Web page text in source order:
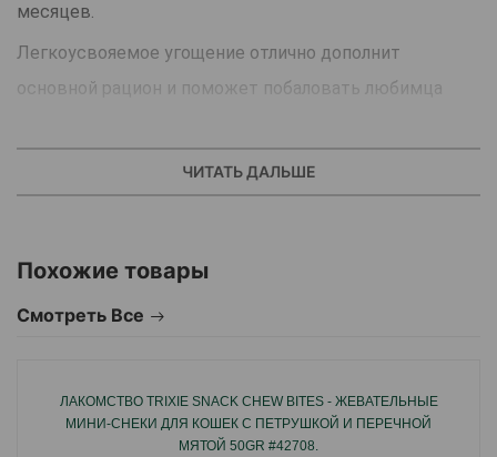
месяцев.
Легкоусвояемое угощение отлично дополнит
основной рацион и поможет побаловать любимца
Изготовлено на основе свежего тунца, лосося и
вкусовые качества, а кремовая текстура
обеспечивает хорошую усвояемость и положительно
им кастрированных и стерилизованных котов и
ЧИТАТЬ ДАЛЬШЕ
Похожие товары
Смотреть Все
ЛАКОМСТВО TRIXIE SNACK CHEW BITES - ЖЕВАТЕЛЬНЫЕ
МИНИ-СНЕКИ ДЛЯ КОШЕК С ПЕТРУШКОЙ И ПЕРЕЧНОЙ
МЯТОЙ 50GR #42708.